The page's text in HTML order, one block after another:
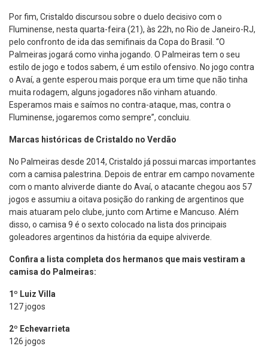
Por fim, Cristaldo discursou sobre o duelo decisivo com o
Fluminense, nesta quarta-feira (21), às 22h, no Rio de Janeiro-RJ,
pelo confronto de ida das semifinais da Copa do Brasil. “O
Palmeiras jogará como vinha jogando. O Palmeiras tem o seu
estilo de jogo e todos sabem, é um estilo ofensivo. No jogo contra
o Avaí, a gente esperou mais porque era um time que não tinha
muita rodagem, alguns jogadores não vinham atuando.
Esperamos mais e saímos no contra-ataque, mas, contra o
Fluminense, jogaremos como sempre”, concluiu.
Marcas históricas de Cristaldo no Verdão
No Palmeiras desde 2014, Cristaldo já possui marcas importantes
com a camisa palestrina. Depois de entrar em campo novamente
com o manto alviverde diante do Avaí, o atacante chegou aos 57
jogos e assumiu a oitava posição do ranking de argentinos que
mais atuaram pelo clube, junto com Artime e Mancuso. Além
disso, o camisa 9 é o sexto colocado na lista dos principais
goleadores argentinos da história da equipe alviverde.
Confira a lista completa dos hermanos que mais vestiram a
camisa do Palmeiras:
1º Luiz Villa
127 jogos
2º Echevarrieta
126 jogos